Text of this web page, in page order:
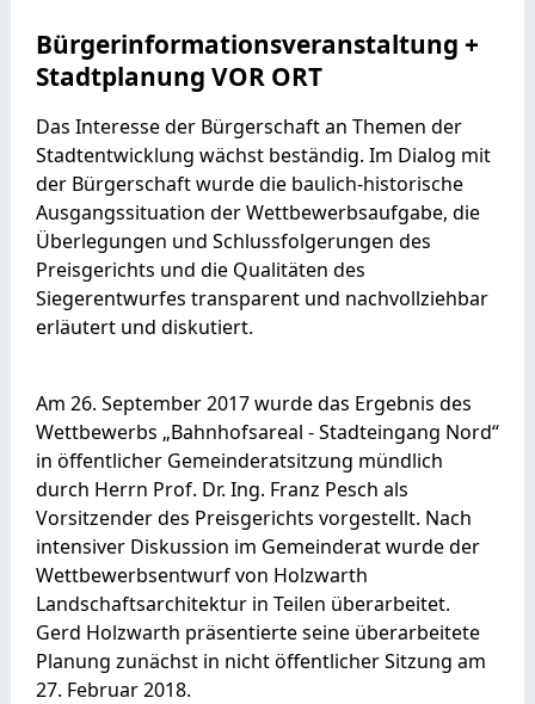
Bürgerinformationsveranstaltung +
Stadtplanung VOR ORT
Das Interesse der Bürgerschaft an Themen der
Stadtentwicklung wächst beständig. Im Dialog mit
der Bürgerschaft wurde die baulich-historische
Ausgangssituation der Wettbewerbsaufgabe, die
Überlegungen und Schlussfolgerungen des
Preisgerichts und die Qualitäten des
Siegerentwurfes transparent und nachvollziehbar
erläutert und diskutiert.
Am 26. September 2017 wurde das Ergebnis des
Wettbewerbs „Bahnhofsareal - Stadteingang Nord“
in öffentlicher Gemeinderatsitzung mündlich
durch Herrn Prof. Dr. Ing. Franz Pesch als
Vorsitzender des Preisgerichts vorgestellt. Nach
intensiver Diskussion im Gemeinderat wurde der
Wettbewerbsentwurf von Holzwarth
Landschaftsarchitektur in Teilen überarbeitet.
Gerd Holzwarth präsentierte seine überarbeitete
Planung zunächst in nicht öffentlicher Sitzung am
27. Februar 2018.